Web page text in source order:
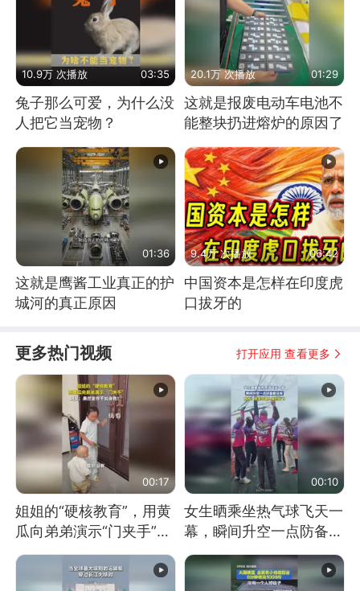
10.9万 次播放 03:35
兔子那么可爱，为什么没
人把它当宠物？
20.1万 次播放 01:29
这就是报废电动车电池不
能整块扔进熔炉的原因了
01:36
这就是鹰酱工业真正的护
城河的真正原因
9.4万 次播放 06:42
中国资本是怎样在印度虎
口拔牙的
更多热门视频 打开应用 查看更多
00:17
姐姐的“硬核教育”，用黄
瓜向弟弟演示“门夹手”，
网友：果然言传不如身
00:10
女生晒乘坐热气球飞天一
幕，瞬间升空一点防备都
没有